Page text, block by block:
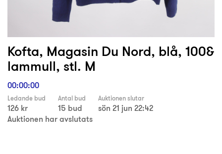
Kofta, Magasin Du Nord, blå, 100&
lammull, stl. M
00:00:00
Ledande bud
126 kr
Antal bud
15 bud
Auktionen slutar
sön 21 jun 22:42
Auktionen har avslutats